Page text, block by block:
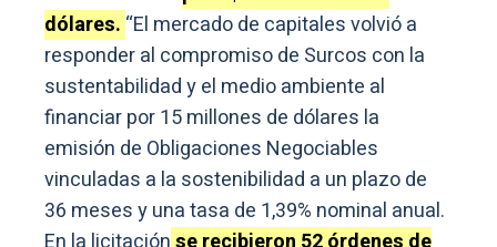
dólares. “El mercado de capitales volvió a
responder al compromiso de Surcos con la
sustentabilidad y el medio ambiente al
financiar por 15 millones de dólares la
emisión de Obligaciones Negociables
vinculadas a la sostenibilidad a un plazo de
36 meses y una tasa de 1,39% nominal anual.